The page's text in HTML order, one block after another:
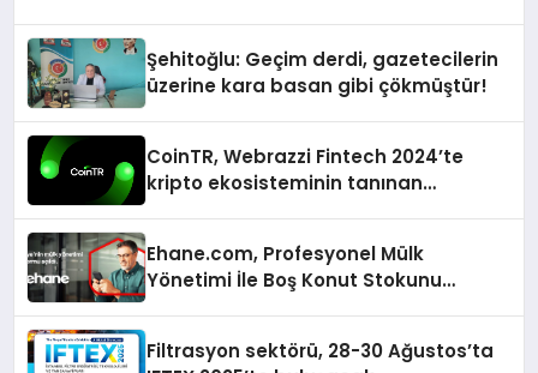
Şehitoğlu: Geçim derdi, gazetecilerin
üzerine kara basan gibi çökmüştür!
CoinTR, Webrazzi Fintech 2024’te
kripto ekosisteminin tanınan
Ehane.com, Profesyonel Mülk
Yönetimi İle Boş Konut Stokunu
Filtrasyon sektörü, 28-30 Ağustos’ta